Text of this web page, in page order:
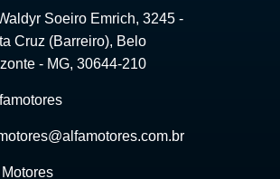
Soeiro Emrich, 3245 -
Cruz (Barreiro), Belo
- MG, 30644-210